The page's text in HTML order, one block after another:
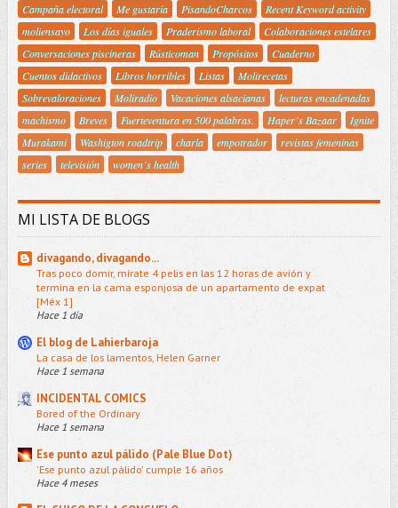
Campaña electoral
Me gustaría PisandoCharcos
Recent Keyword activity
moliensayo
Los días iguales Praderismo laboral
Colaboraciones estelares
Conversaciones piscineras
Rústicoman Propósitos
Cuaderno
Cuentos didactivos
Libros horribles Listas
Molirecetas
Sobrevaloraciones
Moliradio Vacaciones alsacianas
lecturas encadenadas
machismo
Breves Fuerteventura en 500 palabras. Haper´s Bazaar
Ignite
Murakami
Washigton roadtrip charla empotrador
revistas femeninas
series
televisión women´s health
MI LISTA DE BLOGS
divagando, divagando...
Tras poco domir, mírate 4 pelis en las 12 horas de avión y
termina en la cama esponjosa de un apartamento de expat
[Méx 1]
Hace 1 día
El blog de Lahierbaroja
La casa de los lamentos, Helen Garner
Hace 1 semana
INCIDENTAL COMICS
Bored of the Ordinary
Hace 1 semana
Ese punto azul pálido (Pale Blue Dot)
'Ese punto azul pálido' cumple 16 años
Hace 4 meses